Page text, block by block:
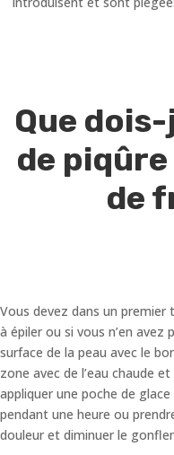
Que
de piqûre
de
Vous devez dans un
à épiler ou si vous n’en
surface de la peau avec le
zone avec de l’eau chaude
appliquer une poche de
pendant une heure ou
douleur et diminuer le